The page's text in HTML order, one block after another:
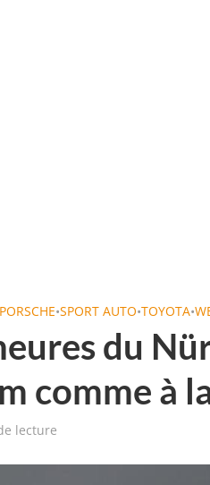
PORSCHE•SPORT AUTO•TOYOTA•
du
comme à
lecture